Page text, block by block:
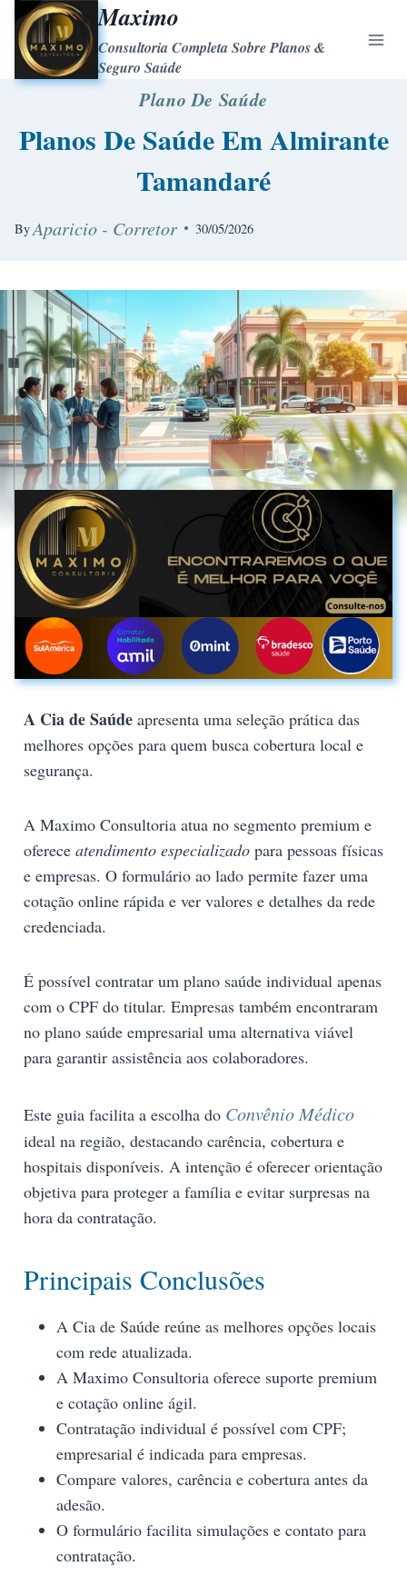
Maximo
Consultoria Completa Sobre Planos &
Seguro Saúde
Plano De Saúde
Planos De Saúde Em Almirante
Tamandaré
ByAparicio - Corretor 30/05/2026
A Cia de Saúde apresenta uma seleção prática das
melhores opções para quem busca cobertura local e
segurança.
A Maximo Consultoria atua no segmento premium e
oferece atendimento especializado para pessoas físicas
e empresas. O formulário ao lado permite fazer uma
cotação online rápida e ver valores e detalhes da rede
credenciada.
É possível contratar um plano saúde individual apenas
com o CPF do titular. Empresas também encontraram
no plano saúde empresarial uma alternativa viável
para garantir assistência aos colaboradores.
Este guia facilita a escolha do Convênio Médico
ideal na região, destacando carência, cobertura e
hospitais disponíveis. A intenção é oferecer orientação
objetiva para proteger a família e evitar surpresas na
hora da contratação.
Principais Conclusões
A Cia de Saúde reúne as melhores opções locais
com rede atualizada.
A Maximo Consultoria oferece suporte premium
e cotação online ágil.
Contratação individual é possível com CPF;
empresarial é indicada para empresas.
Compare valores, carência e cobertura antes da
adesão.
O formulário facilita simulações e contato para
contratação.